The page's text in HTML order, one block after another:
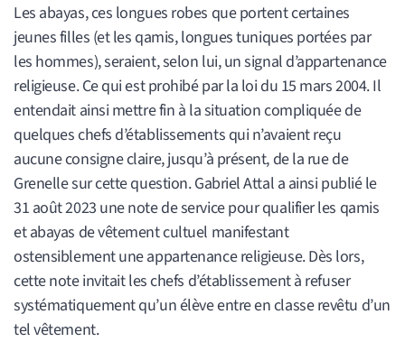
Les abayas, ces longues robes que portent certaines
jeunes filles (et les qamis, longues tuniques portées par
les hommes), seraient, selon lui, un signal d’appartenance
religieuse. Ce qui est prohibé par la loi du 15 mars 2004. Il
entendait ainsi mettre fin à la situation compliquée de
quelques chefs d’établissements qui n’avaient reçu
aucune consigne claire, jusqu’à présent, de la rue de
Grenelle sur cette question. Gabriel Attal a ainsi publié le
31 août 2023 une note de service pour qualifier les qamis
et abayas de vêtement cultuel manifestant
ostensiblement une appartenance religieuse. Dès lors,
cette note invitait les chefs d’établissement à refuser
systématiquement qu’un élève entre en classe revêtu d’un
tel vêtement.